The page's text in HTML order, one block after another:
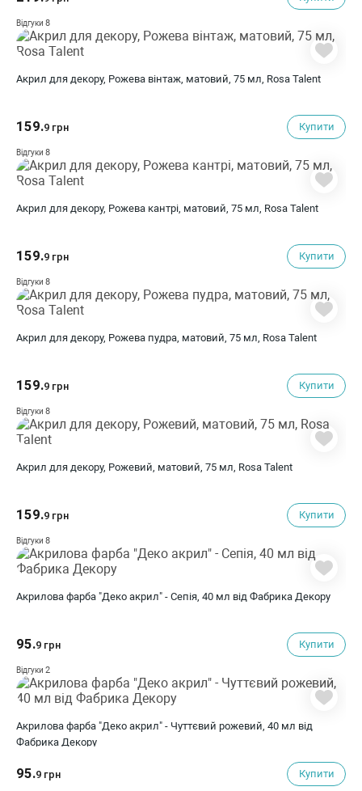
Відгуки 8
Акрил для декору, Рожева вінтаж, матовий, 75 мл, Rosa Talent
159.9 грн Купити
Відгуки 8
Акрил для декору, Рожева кантрі, матовий, 75 мл, Rosa Talent
159.9 грн Купити
Відгуки 8
Акрил для декору, Рожева пудра, матовий, 75 мл, Rosa Talent
159.9 грн Купити
Відгуки 8
Акрил для декору, Рожевий, матовий, 75 мл, Rosa Talent
159.9 грн Купити
Відгуки 8
Акрилова фарба "Деко акрил" - Сепія, 40 мл від Фабрика Декору
95.9 грн Купити
Відгуки 2
Акрилова фарба "Деко акрил" - Чуттєвий рожевий, 40 мл від
Фабрика Декору
95.9 грн Купити